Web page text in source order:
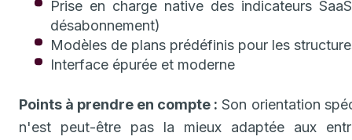
Prise en charge native des indicateurs
désabonnement)
Modèles de plans prédéfinis pour les
Interface épurée et moderne
Points à prendre en compte : Son orientation
n'est peut-être pas la mieux adaptée aux